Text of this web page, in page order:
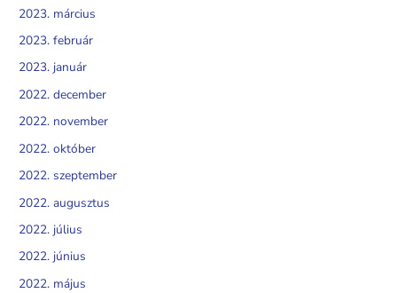
2023. március
2023. február
2023. január
2022. december
2022. november
2022. október
2022. szeptember
2022. augusztus
2022. július
2022. június
2022. május